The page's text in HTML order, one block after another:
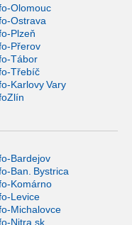
Olomouc
Ostrava
Plzeň
Přerov
Tábor
Třebíč
Karlovy Vary
Bardejov
Ban. Bystrica
Komárno
Levice
Michalovce
Nitra.sk